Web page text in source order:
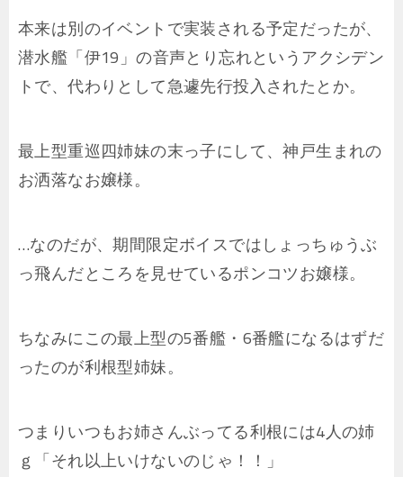
本来は別のイベントで実装される予定だったが、
潜水艦「伊19」の音声とり忘れというアクシデン
トで、代わりとして急遽先行投入されたとか。
最上型重巡四姉妹の末っ子にして、神戸生まれの
お洒落なお嬢様。
…なのだが、期間限定ボイスではしょっちゅうぶ
っ飛んだところを見せているポンコツお嬢様。
ちなみにこの最上型の5番艦・6番艦になるはずだ
ったのが利根型姉妹。
つまりいつもお姉さんぶってる利根には4人の姉
ｇ「それ以上いけないのじゃ！！」